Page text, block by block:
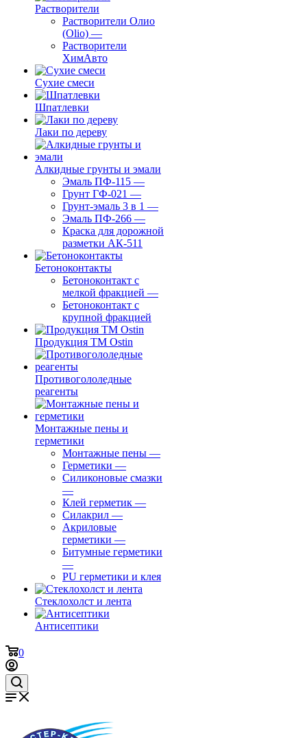
Растворители
Растворители Олио
(Olio) —
Растворители
ХимАвто
Сухие смеси
Шпатлевки
Лаки по дереву
Алкидные грунты и эмали
Эмаль ПФ-115 —
Грунт ГФ-021 —
Грунт-эмаль 3 в 1 —
Эмаль ПФ-266 —
Краска для дорожной
разметки АК-511
Бетоноконтакты
Бетоноконтакт с
мелкой фракцией —
Бетоноконтакт с
крупной фракцией
Продукция ТМ Ostin
Противогололедные
реагенты
Монтажные пены и
герметики
Монтажные пены —
Герметики —
Силиконовые смазки
—
Клей герметик —
Силакрил —
Акриловые
герметики —
Битумные герметики
—
PU герметики и клея
Стеклохолст и лента
Антисептики
0